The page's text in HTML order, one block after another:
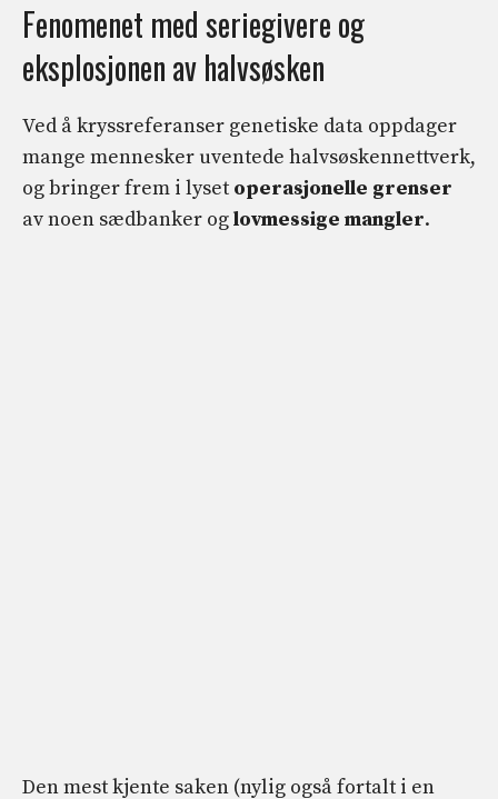
Fenomenet med seriegivere og
eksplosjonen av halvsøsken
Ved å kryssreferanser genetiske data oppdager
mange mennesker uventede halvsøskennettverk,
og bringer frem i lyset operasjonelle grenser
av noen sædbanker oglovmessige mangler.
Den mest kjente saken (nylig også fortalt i en